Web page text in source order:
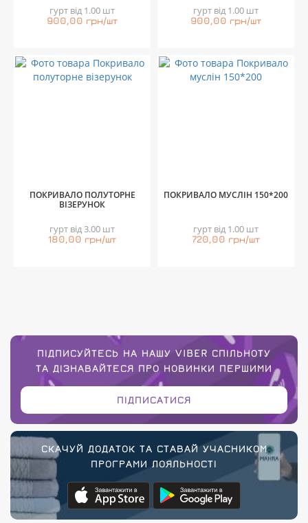
гурт від 1.00 шт
900,00 грн/шт
гурт від 1.00 шт
900,00 грн/шт
ПОКРИВАЛО ПОЛУТОРНЕ
ВІЗЕРУНОК
гурт від 3.00 шт
180,00 грн/шт
ПОКРИВАЛО МУСЛІН 150*200
гурт від 1.00 шт
720,00 грн/шт
ПІДПИСУЙТЕСЬ НА НАШУ VIBER СПІЛЬНОТУ
ТА ДІЗНАВАЙТЕСЯ ПРО НОВИНКИ ПЕРШИМИ
ПІДПИСАТИСЯ
СКАЧУЙ ДОДАТОК ТА СТАВАЙ УЧАСНИКОМ
ПРОГРАМИ ЛОЯЛЬНОСТІ